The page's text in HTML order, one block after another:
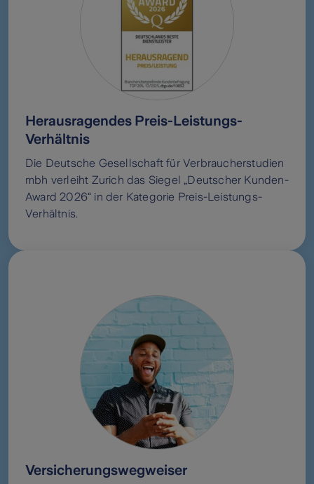
Herausragendes Preis-Leistungs-
Verhältnis
Die Deutsche Gesellschaft für Verbraucherstudien
mbh verleiht Zurich das Siegel „Deutscher Kunden-
Award 2026“ in der Kategorie Preis-Leistungs-
Verhältnis.
Versicherungswegweiser